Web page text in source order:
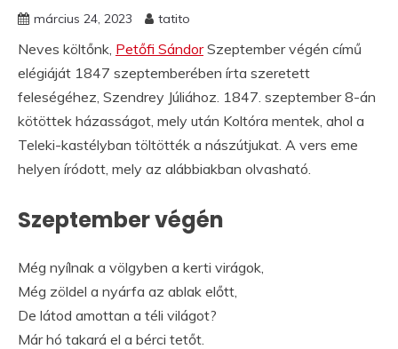
március 24, 2023 tatito
Neves költőnk, Petőfi SándorSzeptember végén című
elégiáját 1847 szeptemberében írta szeretett
feleségéhez, Szendrey Júliához. 1847. szeptember 8-án
kötöttek házasságot, mely után Koltóra mentek, ahol a
Teleki-kastélyban töltötték a nászútjukat. A vers eme
helyen íródott, mely az alábbiakban olvasható.
Szeptember végén
Még nyílnak a völgyben a kerti virágok,
Még zöldel a nyárfa az ablak előtt,
De látod amottan a téli világot?
Már hó takará el a bérci tetőt.